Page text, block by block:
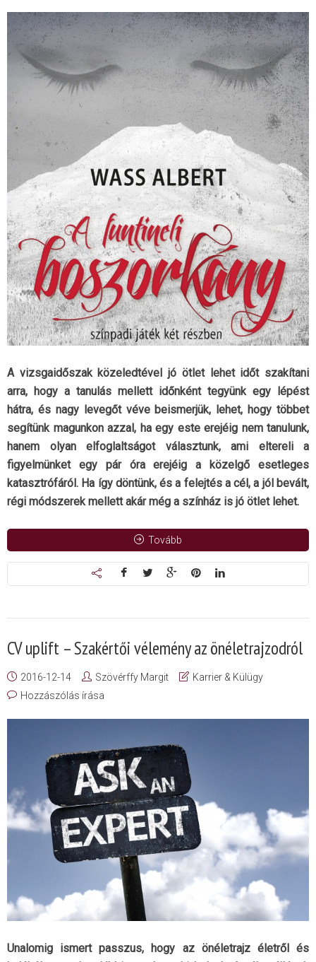
A vizsgaidőszak közeledtével jó ötlet lehet időt szakítani
arra, hogy a tanulás mellett időnként tegyünk egy lépést
hátra, és nagy levegőt véve beismerjük, lehet, hogy többet
segítünk magunkon azzal, ha egy este erejéig nem tanulunk,
hanem olyan elfoglaltságot választunk, ami eltereli a
figyelmünket egy pár óra erejéig a közelgő esetleges
katasztrófáról. Ha így döntünk, és a felejtés a cél, a jól bevált,
régi módszerek mellett akár még a színház is jó ötlet lehet.
Tovább
CV uplift – Szakértői vélemény az önéletrajzodról
2016-12-14 Szövérffy Margit
Karrier & Külügy
Hozzászólás írása
Unalomig ismert passzus, hogy az önéletrajz életről és